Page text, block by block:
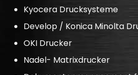
Kyocera Drucksysteme
Develop / Konica Minolta
OKI Drucker
Nadel- Matrixdrucker